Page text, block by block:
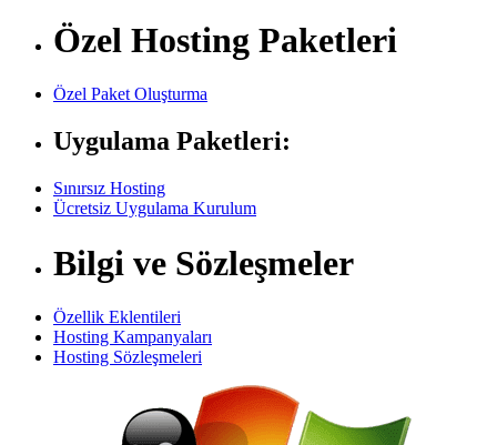
Özel Hosting Paketleri
Özel Paket Oluşturma
Uygulama Paketleri:
Sınırsız Hosting
Ücretsiz Uygulama Kurulum
Bilgi ve Sözleşmeler
Özellik Eklentileri
Hosting Kampanyaları
Hosting Sözleşmeleri